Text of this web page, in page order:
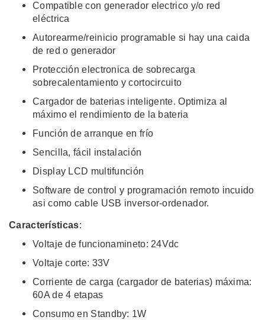
Compatible con generador electrico y/o red
eléctrica
Autorearme/reinicio programable si hay una caida
de red o generador
Protección electronica de sobrecarga
sobrecalentamiento y cortocircuito
Cargador de baterias inteligente. Optimiza al
máximo el rendimiento de la bateria
Función de arranque en frío
Sencilla, fácil instalación
Display LCD multifunción
Software de control y programación remoto incuido
asi como cable USB inversor-ordenador.
Características:
Voltaje de funcionamineto: 24Vdc
Voltaje corte: 33V
Corriente de carga (cargador de baterias) máxima:
60A de 4 etapas
Consumo en Standby: 1W